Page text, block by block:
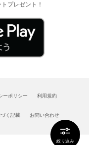
絞り込み
プレゼント！
ーポリシー 利用規約
く記載 お問い合わせ